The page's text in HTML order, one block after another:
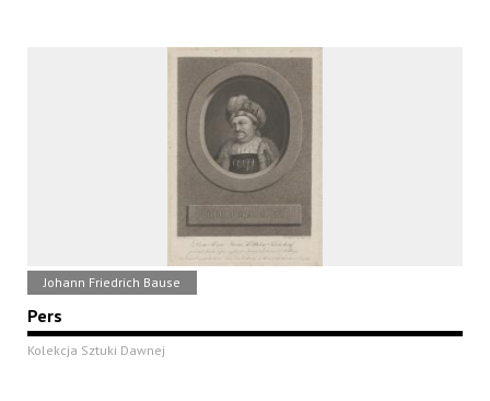
Johann Friedrich Bause
Pers
Kolekcja Sztuki Dawnej